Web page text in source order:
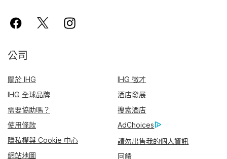
公司
關於 IHG
IHG 徵才
IHG 全球品牌
酒店發展
需要協助嗎？
搜索酒店
使用條款
AdChoices
隱私權與 Cookie 中心
請勿出售我的個人資訊
網站地圖
回饋